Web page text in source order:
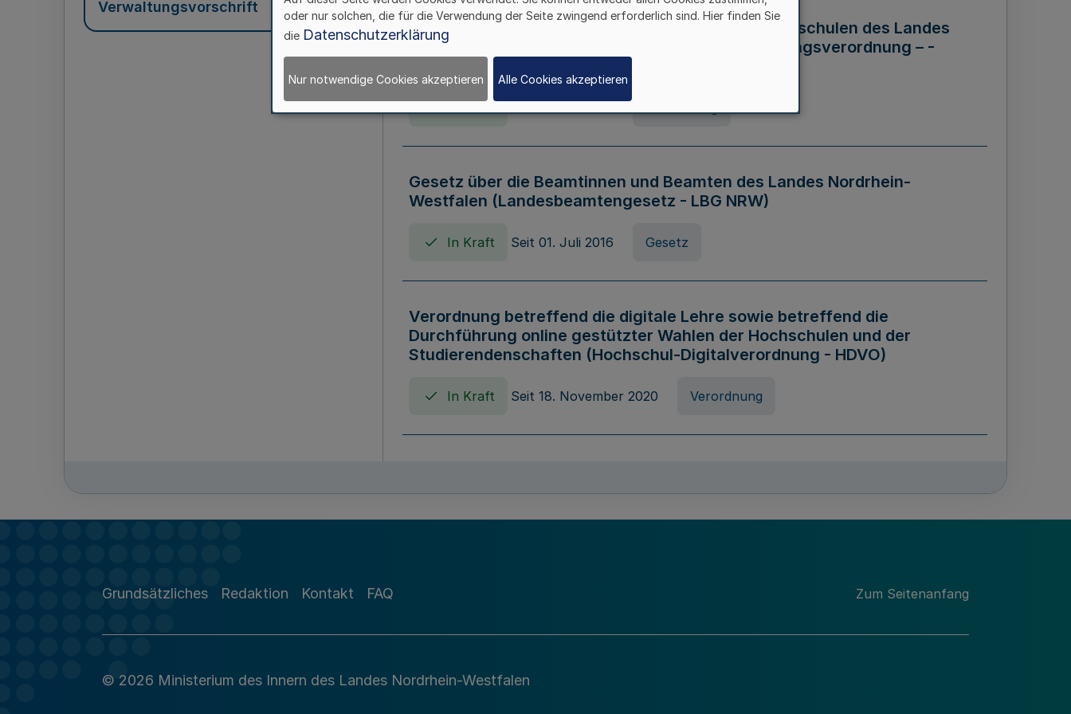
Verwaltungsvorschrift
Verordnung über die Wirtschaftsführung der Hochschulen des Landes
Nordrhein-Westfalen (Hochschulwirtschaftsführungsverordnung – -
Gesetz über die Beamtinnen und Beamten des Landes Nordrhein-
Westfalen (Landesbeamtengesetz - LBG NRW)
In Kraft Seit 01. Juli 2016 Gesetz
Verordnung betreffend die digitale Lehre sowie betreffend die
Durchführung online gestützter Wahlen der Hochschulen und der
Studierendenschaften (Hochschul-Digitalverordnung - HDVO)
In Kraft Seit 18. November 2020 Verordnung
(Hochschulabgabenverordnung - HAbg-VO)
Gesetz über die Kunsthochschulen des Landes Nordrhein-Westfalen
Grundsätzliches Redaktion Kontakt FAQ Zum Seitenanfang
© 2026 Ministerium des Innern des Landes Nordrhein-Westfalen
oder nur solchen, die für die Verwendung der Seite zwingend erforderlich sind. Hier finden Sie
die Datenschutzerklärung
Nur notwendige Cookies akzeptieren Alle Cookies akzeptieren